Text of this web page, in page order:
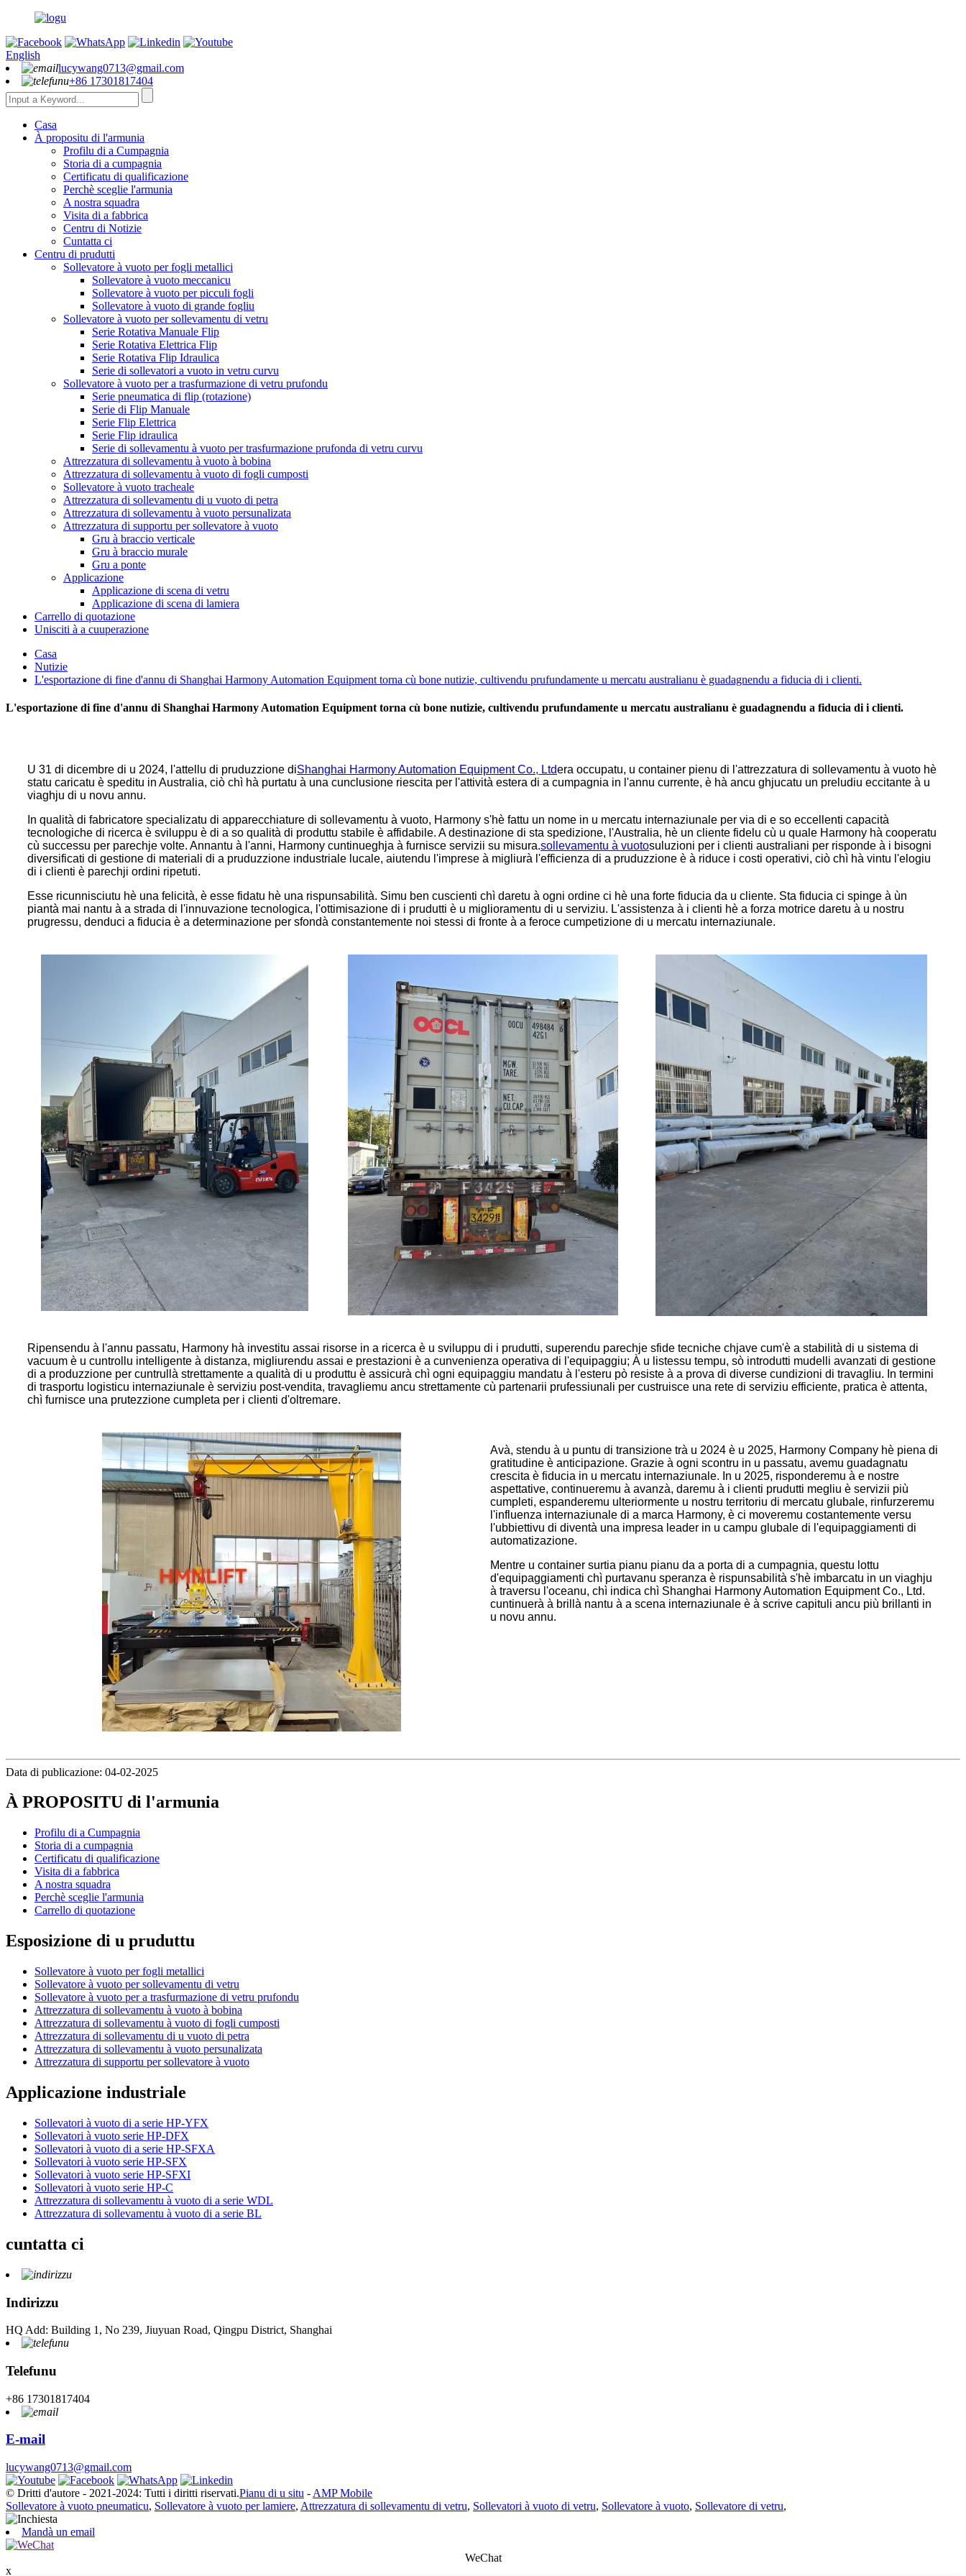
English
lucywang0713@gmail.com
+86 17301817404
Casa
À propositu di l'armunia
Profilu di a Cumpagnia
Storia di a cumpagnia
Certificatu di qualificazione
Perchè sceglie l'armunia
A nostra squadra
Visita di a fabbrica
Centru di Notizie
Cuntatta ci
Centru di prudutti
Sollevatore à vuoto per fogli metallici
Sollevatore à vuoto meccanicu
Sollevatore à vuoto per picculi fogli
Sollevatore à vuoto di grande fogliu
Sollevatore à vuoto per sollevamentu di vetru
Serie Rotativa Manuale Flip
Serie Rotativa Elettrica Flip
Serie Rotativa Flip Idraulica
Serie di sollevatori a vuoto in vetru curvu
Sollevatore à vuoto per a trasfurmazione di vetru prufondu
Serie pneumatica di flip (rotazione)
Serie di Flip Manuale
Serie Flip Elettrica
Serie Flip idraulica
Serie di sollevamentu à vuoto per trasfurmazione prufonda di vetru curvu
Attrezzatura di sollevamentu à vuoto à bobina
Attrezzatura di sollevamentu à vuoto di fogli cumposti
Sollevatore à vuoto tracheale
Attrezzatura di sollevamentu di u vuoto di petra
Attrezzatura di sollevamentu à vuoto persunalizata
Attrezzatura di supportu per sollevatore à vuoto
Gru à braccio verticale
Gru à braccio murale
Gru a ponte
Applicazione
Applicazione di scena di vetru
Applicazione di scena di lamiera
Carrello di quotazione
Unisciti à a cuuperazione
Casa
Nutizie
L'esportazione di fine d'annu di Shanghai Harmony Automation Equipment torna cù bone nutizie, cultivendu prufundamente u mercatu australianu è guadagnendu a fiducia di i clienti.
L'esportazione di fine d'annu di Shanghai Harmony Automation Equipment torna cù bone nutizie, cultivendu prufundamente u mercatu australianu è guadagnendu a fiducia di i clienti.
U 31 di dicembre di u 2024, l'attellu di pruduzzione diShanghai Harmony Automation Equipment Co., Ltdera occupatu, u container pienu di l'attrezzatura di sollevamentu à vuoto hè
statu caricatu è speditu in Australia, ciò chì hà purtatu à una cunclusione riescita per l'attività estera di a cumpagnia in l'annu currente, è hà ancu ghjucatu un preludiu eccitante à u
viaghju di u novu annu.
In qualità di fabricatore specializatu di apparecchiature di sollevamentu à vuoto, Harmony s'hè fattu un nome in u mercatu internaziunale per via di e so eccellenti capacità
tecnologiche di ricerca è sviluppu è di a so qualità di produttu stabile è affidabile. A destinazione di sta spedizione, l'Australia, hè un cliente fidelu cù u quale Harmony hà cooperatu
cù successu per parechje volte. Annantu à l'anni, Harmony cuntinueghja à furnisce servizii su misura.sollevamentu à vuotosuluzioni per i clienti australiani per risponde à i bisogni
diversificati di gestione di materiali di a pruduzzione industriale lucale, aiutendu l'imprese à migliurà l'efficienza di a pruduzzione è à riduce i costi operativi, ciò chì hà vintu l'elogiu
di i clienti è parechji ordini ripetuti.
Esse ricunnisciutu hè una felicità, è esse fidatu hè una rispunsabilità. Simu ben cuscienti chì daretu à ogni ordine ci hè una forte fiducia da u cliente. Sta fiducia ci spinge à ùn
piantà mai nantu à a strada di l'innuvazione tecnologica, l'ottimisazione di i prudutti è u miglioramentu di u serviziu. L'assistenza à i clienti hè a forza motrice daretu à u nostru
prugressu, denduci a fiducia è a determinazione per sfondà constantemente noi stessi di fronte à a feroce cumpetizione di u mercatu internaziunale.
Ripensendu à l'annu passatu, Harmony hà investitu assai risorse in a ricerca è u sviluppu di i prudutti, superendu parechje sfide tecniche chjave cum'è a stabilità di u sistema di
vacuum è u cuntrollu intelligente à distanza, migliurendu assai e prestazioni è a cunvenienza operativa di l'equipaggiu; À u listessu tempu, sò introdutti mudelli avanzati di gestione
di a produzzione per cuntrullà strettamente a qualità di u produttu è assicurà chì ogni equipaggiu mandatu à l'esteru pò resiste à a prova di diverse cundizioni di travagliu. In termini
di trasportu logisticu internaziunale è serviziu post-vendita, travagliemu ancu strettamente cù partenarii prufessiunali per custruisce una rete di serviziu efficiente, pratica è attenta,
chì furnisce una prutezzione cumpleta per i clienti d'oltremare.
Avà, stendu à u puntu di transizione trà u 2024 è u 2025, Harmony Company hè piena di
gratitudine è anticipazione. Grazie à ogni scontru in u passatu, avemu guadagnatu
crescita è fiducia in u mercatu internaziunale. In u 2025, risponderemu à e nostre
aspettative, continueremu à avanzà, daremu à i clienti prudutti megliu è servizii più
cumpleti, espanderemu ulteriormente u nostru territoriu di mercatu glubale, rinfurzeremu
l'influenza internaziunale di a marca Harmony, è ci moveremu costantemente versu
l'ubbiettivu di diventà una impresa leader in u campu glubale di l'equipaggiamenti di
automatizazione.
Mentre u container surtia pianu pianu da a porta di a cumpagnia, questu lottu
d'equipaggiamenti chì purtavanu speranza è rispunsabilità s'hè imbarcatu in un viaghju
à traversu l'oceanu, chì indica chì Shanghai Harmony Automation Equipment Co., Ltd.
cuntinuerà à brillà nantu à a scena internaziunale è à scrive capituli ancu più brillanti in
u novu annu.
Data di publicazione: 04-02-2025
À PROPOSITU di l'armunia
Profilu di a Cumpagnia
Storia di a cumpagnia
Certificatu di qualificazione
Visita di a fabbrica
A nostra squadra
Perchè sceglie l'armunia
Carrello di quotazione
Esposizione di u pruduttu
Sollevatore à vuoto per fogli metallici
Sollevatore à vuoto per sollevamentu di vetru
Sollevatore à vuoto per a trasfurmazione di vetru prufondu
Attrezzatura di sollevamentu à vuoto à bobina
Attrezzatura di sollevamentu à vuoto di fogli cumposti
Attrezzatura di sollevamentu di u vuoto di petra
Attrezzatura di sollevamentu à vuoto persunalizata
Attrezzatura di supportu per sollevatore à vuoto
Applicazione industriale
Sollevatori à vuoto di a serie HP-YFX
Sollevatori à vuoto serie HP-DFX
Sollevatori à vuoto di a serie HP-SFXA
Sollevatori à vuoto serie HP-SFX
Sollevatori à vuoto serie HP-SFXI
Sollevatori à vuoto serie HP-C
Attrezzatura di sollevamentu à vuoto di a serie WDL
Attrezzatura di sollevamentu à vuoto di a serie BL
cuntatta ci
Indirizzu
HQ Add: Building 1, No 239, Jiuyuan Road, Qingpu District, Shanghai
Telefunu
+86 17301817404
E-mail
lucywang0713@gmail.com
© Dritti d'autore - 2021-2024: Tutti i diritti riservati.Pianu di u situ - AMP Mobile
Sollevatore à vuoto pneumaticu, Sollevatore à vuoto per lamiere, Attrezzatura di sollevamentu di vetru, Sollevatori à vuoto di vetru, Sollevatore à vuoto, Sollevatore di vetru,
Mandà un email
WeChat
x